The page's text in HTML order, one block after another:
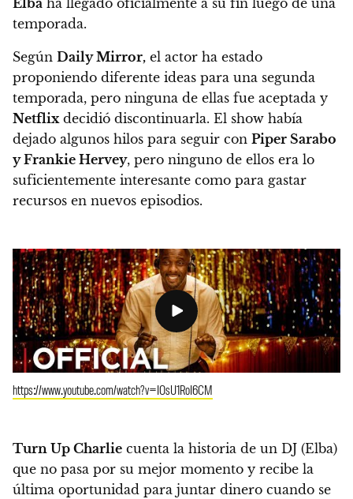
Elba ha llegado oficialmente a su fin luego de una
temporada.
Según Daily Mirror, el actor ha estado
proponiendo diferente ideas para una segunda
temporada, pero ninguna de ellas fue aceptada y
Netflixdecidió discontinuarla. El show había
dejado algunos hilos para seguir con Piper Sarabo
y Frankie Hervey, pero ninguno de ellos era lo
suficientemente interesante como para gastar
recursos en nuevos episodios.
https://www.youtube.com/watch?v=IOsU1RoI6CM
Turn Up Charlie cuenta la historia de un DJ (Elba)
que no pasa por su mejor momento y recibe la
última oportunidad para juntar dinero cuando se